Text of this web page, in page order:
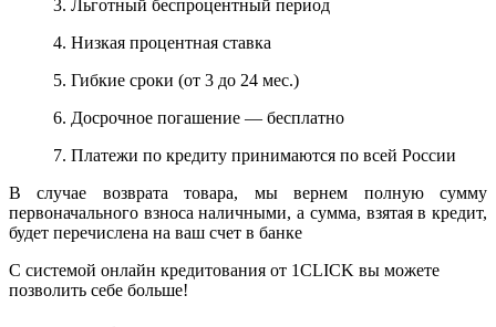
3. Льготный беспроцентный период
4. Низкая процентная ставка
5. Гибкие сроки (от 3 до 24 мес.)
6. Досрочное погашение — бесплатно
7. Платежи по кредиту принимаются по всей России
В случае возврата товара, мы вернем полную сумму
первоначального взноса наличными, а сумма, взятая в кредит,
будет перечислена на ваш счет в банке
С системой онлайн кредитования от 1CLICK вы можете
позволить себе больше!